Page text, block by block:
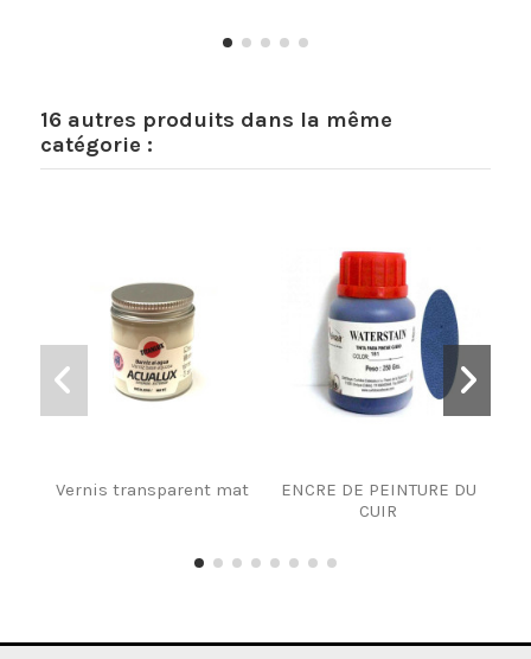
16 autres produits dans la même
catégorie :
Vernis transparent mat
ENCRE DE PEINTURE DU
CUIR